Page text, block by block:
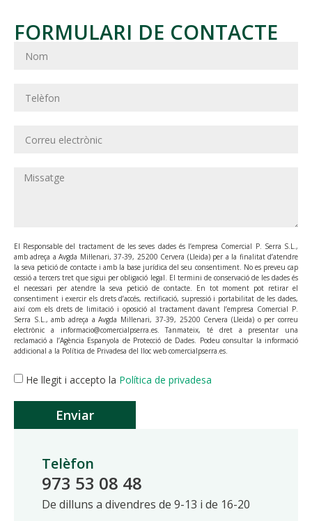
Telèfon
973 53 08 48
De dilluns a divendres de 9-13 i de 16-20
FORMULARI DE CONTACTE
El Responsable del tractament de les seves dades és l’empresa Comercial P. Serra S.L.,
amb adreça a Avgda Mil·lenari, 37-39, 25200 Cervera (Lleida) per a la finalitat d’atendre
la seva petició de contacte i amb la base jurídica del seu consentiment. No es preveu cap
cessió a tercers tret que sigui per obligació legal. El termini de conservació de les dades és
el necessari per atendre la seva petició de contacte. En tot moment pot retirar el
consentiment i exercir els drets d’accés, rectificació, supressió i portabilitat de les dades,
així com els drets de limitació i oposició al tractament davant l’empresa Comercial P.
Serra S.L., amb adreça a Avgda Mil·lenari, 37-39, 25200 Cervera (Lleida) o per correu
electrònic a informacio@comercialpserra.es. Tanmateix, té dret a presentar una
reclamació a l’Agència Espanyola de Protecció de Dades. Podeu consultar la informació
addicional a la Política de Privadesa del lloc web comercialpserra.es.
He llegit i accepto la Política de privadesa
Enviar